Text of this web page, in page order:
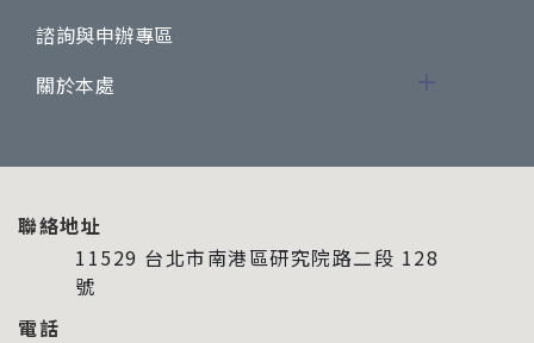
諮詢與申辦專區
關於本處
聯絡地址
11529 台北市南港區研究院路二段 128
號
電話